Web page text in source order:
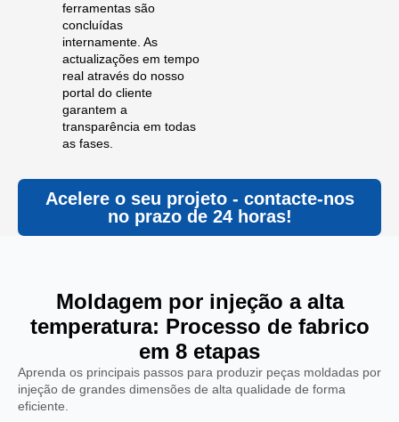
ferramentas são
concluídas
internamente. As
actualizações em tempo
real através do nosso
portal do cliente
garantem a
transparência em todas
as fases.
Acelere o seu projeto - contacte-nos
no prazo de 24 horas!
Moldagem por injeção a alta
temperatura: Processo de fabrico
em 8 etapas
Aprenda os principais passos para produzir peças moldadas por
injeção de grandes dimensões de alta qualidade de forma
eficiente.